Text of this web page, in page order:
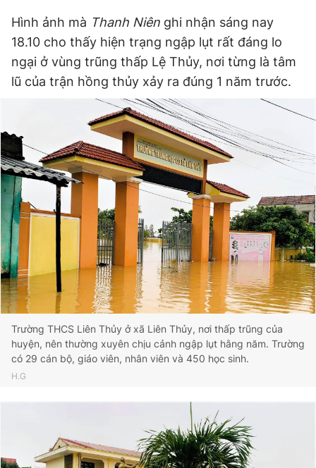
Hình ảnh mà Thanh Niên ghi nhận sáng nay
18.10 cho thấy hiện trạng ngập lụt rất đáng lo
ngại ở vùng trũng thấp Lệ Thủy, nơi từng là tâm
lũ của trận hồng thủy xảy ra đúng 1 năm trước.
Trường THCS Liên Thủy ở xã Liên Thủy, nơi thấp trũng của
huyện, nên thường xuyên chịu cảnh ngập lụt hằng năm. Trường
có 29 cán bộ, giáo viên, nhân viên và 450 học sinh.
H.G